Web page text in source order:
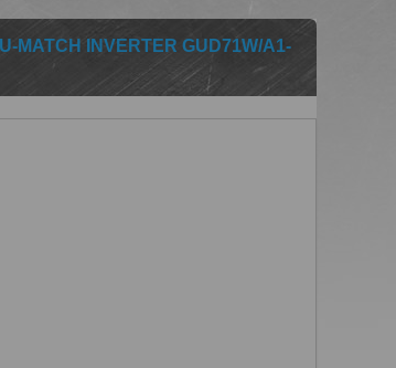
INVERTER GUD71W/A1-